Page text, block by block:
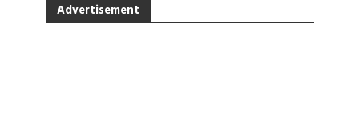
Advertisement